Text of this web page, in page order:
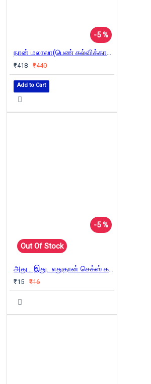
-5 %
நான் மலாலா(பெண் கல்விக்காகப் போராடி தாலிபானால் சுடப்பட்ட சிறுமியின் கதை)
₹418 ₹440
Add to Cart
-5 %
Out Of Stock
அது... இது.. எதுதான் செக்ஸ் கல்வி?
₹15 ₹16